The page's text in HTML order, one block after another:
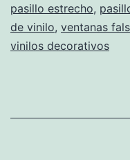
pasillo estrecho,
de vinilo, ventanas
vinilos decorativos